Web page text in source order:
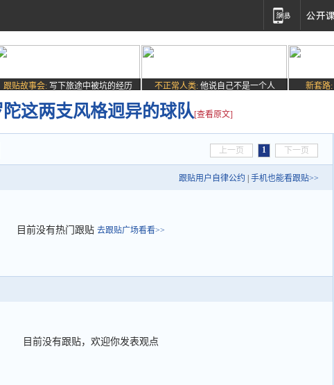
跟贴故事会: 写下旅途中被坑的经历 不正常人类: 他说自己不是一个人 新套路:
这两支风格迥异的球队[查看原文]
上一页 1 下一页
跟贴用户自律公约 手机也能看跟贴>>
目前没有热门跟贴 去跟贴广场看看>>
目前没有跟贴，欢迎你发表观点